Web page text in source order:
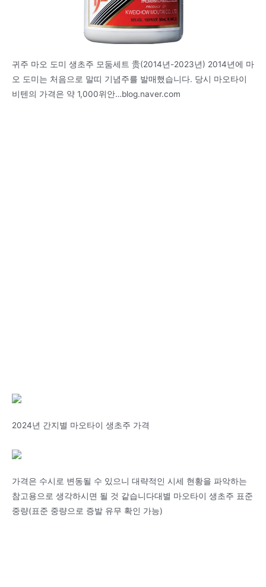
귀주 마오 도미 생초주 모둠세트 贵(2014년-2023년) 2014년에 마
오 도미는 처음으로 말띠 기념주를 발매했습니다. 당시 마오타이
비텐의 가격은 약 1,000위안…blog.naver.com
2024년 간지별 마오타이 생초주 가격
가격은 수시로 변동될 수 있으니 대략적인 시세 현황을 파악하는
참고용으로 생각하시면 될 것 같습니다대별 마오타이 생초주 표준
중량(표준 중량으로 증발 유무 확인 가능)